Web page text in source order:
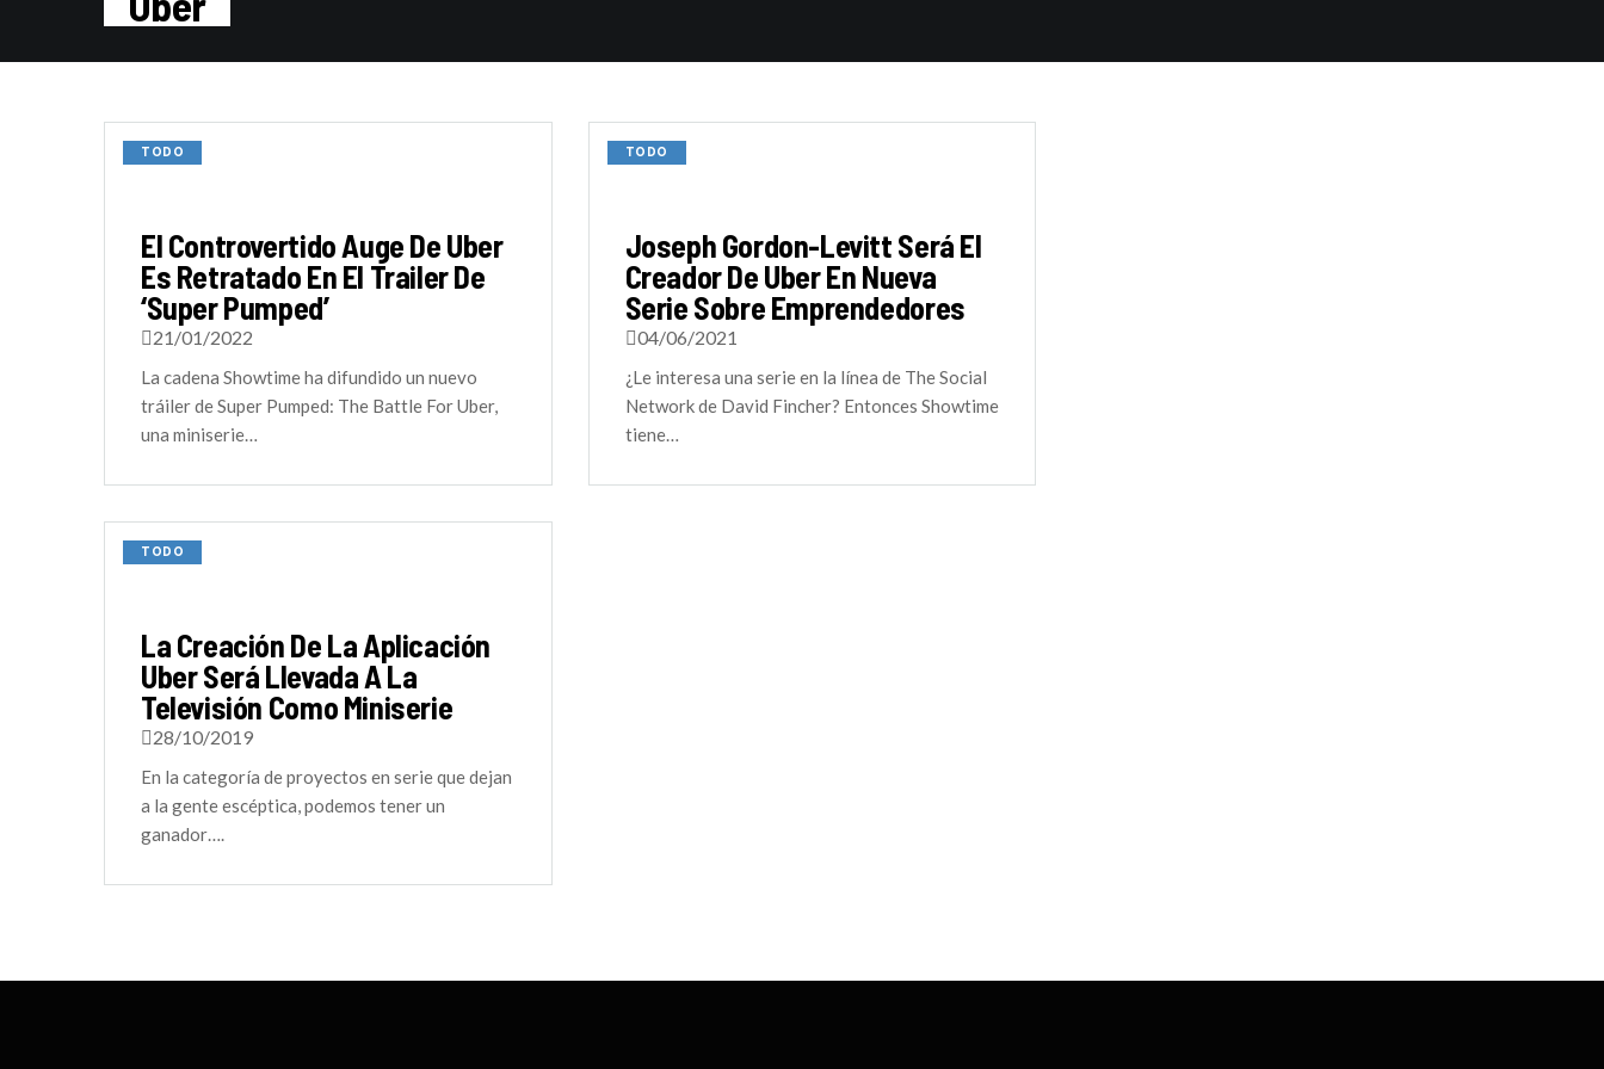
TODO
El Controvertido Auge De Uber
Es Retratado En El Trailer De
‘Super Pumped’
21/01/2022
La cadena Showtime ha difundido un nuevo
tráiler de Super Pumped: The Battle For Uber,
una miniserie…
TODO
Joseph Gordon-Levitt Será El
Creador De Uber En Nueva
Serie Sobre Emprendedores
04/06/2021
¿Le interesa una serie en la línea de The Social
Network de David Fincher? Entonces Showtime
tiene…
TODO
La Creación De La Aplicación
Uber Será Llevada A La
Televisión Como Miniserie
28/10/2019
En la categoría de proyectos en serie que dejan
a la gente escéptica, podemos tener un
ganador….